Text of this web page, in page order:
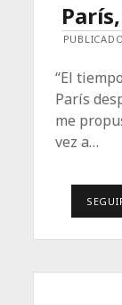
“El
París
me
vez a…